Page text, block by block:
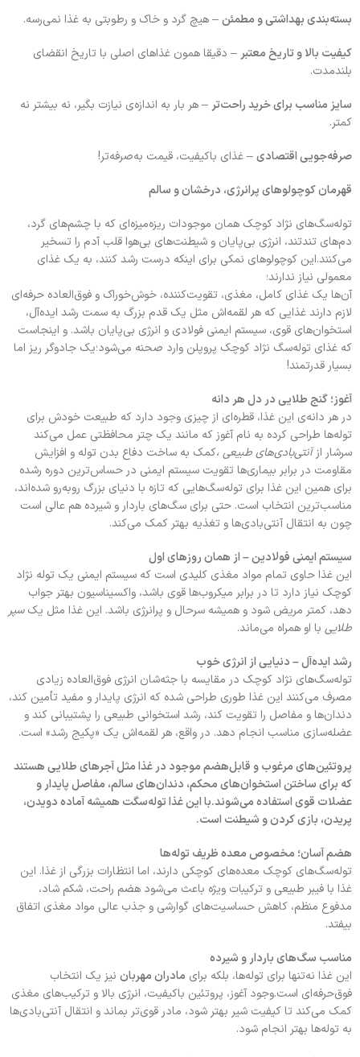
بسته‌بندی بهداشتی و مطمئن– هیچ گرد و خاک و رطوبتی به غذا نمی‌رسه.
کیفیت بالا و تاریخ معتبر – دقیقا همون غذاهای اصلی با تاریخ انقضای
بلندمدت.
سایز مناسب برای خرید راحت‌تر – هر بار به اندازه‌ی نیازت بگیر، نه بیشتر نه
کمتر.
صرفه‌جویی اقتصادی– غذای باکیفیت، قیمت به‌صرفه‌تر!
قهرمان کوچولوهای پرانرژی، درخشان و سالم
توله‌سگ‌های نژاد کوچک همان موجودات ریزه‌میزه‌ای که با چشم‌های گرد،
دم‌های تندتند، انرژی بی‌پایان و شیطنت‌های بی‌هوا قلب آدم را تسخیر
می‌کنند.این کوچولوهای نمکی برای اینکه درست رشد کنند، به یک غذای
معمولی نیاز ندارند؛
آن‌ها یک غذای کامل، مغذی، تقویت‌کننده، خوش‌خوراک و فوق‌العاده حرفه‌ای
لازم دارند غذایی که هر لقمه‌اش مثل یک قدم بزرگ به سمت رشد ایده‌آل،
استخوان‌های قوی، سیستم ایمنی فولادی و انرژی بی‌پایان باشد. و اینجاست
که غذای توله‌سگ نژاد کوچک پروپلن وارد صحنه می‌شود؛یک جادوگر ریز اما
بسیار قدرتمند!
آغوز؛ گنج طلایی در دل هر دانه
در هر دانه‌ی این غذا، قطره‌ای از چیزی وجود دارد که طبیعت خودش برای
توله‌ها طراحی کرده به نام آغوز که مانند یک چتر محافظتی عمل می‌کند
سرشار ازآنتی‌بادی‌های طبیعی ،کمک به ساخت دفاع بدن توله و افزایش
مقاومت در برابر بیماری‌ها تقویت سیستم ایمنی در حساس‌ترین دوره رشده
برای همین این غذا برای توله‌سگ‌هایی که تازه با دنیای بزرگ روبه‌رو شده‌اند،
مناسب‌ترین انتخاب است. حتی برای سگ‌های باردار و شیرده هم عالی است
چون به انتقال آنتی‌بادی‌ها و تغذیه بهتر کمک می‌کند.
سیستم ایمنی فولادین – از همان روزهای اول
این غذا حاوی تمام مواد مغذی کلیدی است که سیستم ایمنی یک توله نژاد
کوچک نیاز دارد تا در برابر میکروب‌ها قوی باشد، واکسیناسیون بهتر جواب
دهد، کمتر مریض شود و همیشه سرحال و پرانرژی باشد. این غذا مثل یکسپر
طلایی با او همراه می‌ماند.
رشد ایده‌آل – دنیایی از انرژی خوب
توله‌سگ‌های نژاد کوچک در مقایسه با جثه‌شان انرژی فوق‌العاده زیادی
مصرف می‌کنند این غذا طوری طراحی شده که انرژی پایدار و مفید تأمین کند،
دندان‌ها و مفاصل را تقویت کند، رشد استخوانی طبیعی را پشتیبانی کند و
عضله‌سازی مناسب انجام دهد. در واقع، هر لقمه‌اش یک «پکیج رشد» است.
پروتئین‌های مرغوب و قابل‌هضم موجود در غذا مثل آجرهای طلایی هستند
که برای ساختن استخوان‌های محکم، دندان‌های سالم، مفاصل پایدار و
عضلات قوی استفاده می‌شوند.با این غذا توله‌سگت همیشه آماده دویدن،
پریدن، بازی کردن و شیطنت است.
هضم آسان؛ مخصوص معده ظریف توله‌ها
توله‌سگ‌های کوچک معده‌های کوچکی دارند، اما انتظارات بزرگی از غذا. این
غذا با فیبر طبیعی و ترکیبات ویژه باعث می‌شود هضم راحت، شکم شاد،
مدفوع منظم، کاهش حساسیت‌های گوارشی و جذب عالی مواد مغذی اتفاق
بیفتد.
مناسب سگ‌های باردار و شیرده
این غذا نه‌تنها برای توله‌ها، بلکه برای مادران مهربان نیز یک انتخاب
فوق‌حرفه‌ای است.وجود آغوز، پروتئین باکیفیت، انرژی بالا و ترکیب‌های مغذی
کمک می‌کند تا کیفیت شیر بهتر شود، مادر قوی‌تر بماند و انتقال آنتی‌بادی‌ها
به توله‌ها بهتر انجام شود.